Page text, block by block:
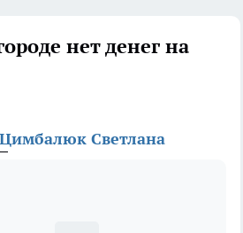
нет денег на
Цимбалюк Светлана